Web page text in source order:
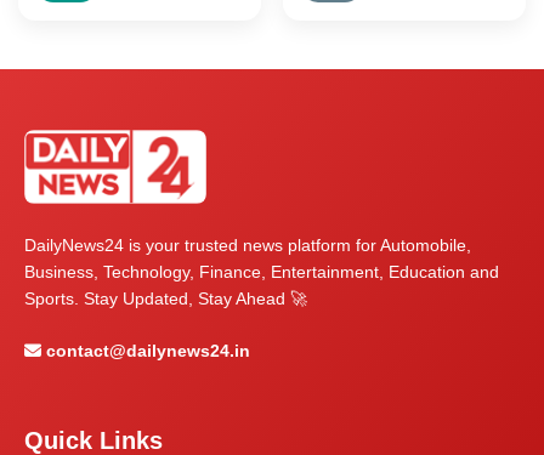
DailyNews24 is your trusted news platform for Automobile,
Business, Technology, Finance, Entertainment, Education and
Sports. Stay Updated, Stay Ahead 🚀
contact@dailynews24.in
Quick Links